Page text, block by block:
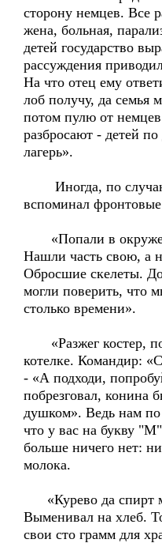
сторону немцев. Все
жена, больная,
детей государство
рассуждения
На что отец ему
лоб получу, да семья
потом пулю от
разбросают - детей
лагерь».
Иногда, по
вспоминал
«Попали в
Нашли часть свою, а
Обросшие скелеты.
могли поверить, что
столько времени».
«Разжег костер,
котелке. Командир:
- «А подходи,
побрезговал, конина
душком». Ведь нам
что у вас на букву
больше ничего нет:
молока.
«Курево да спирт
Выменивал на хлеб.
свои сто грамм для